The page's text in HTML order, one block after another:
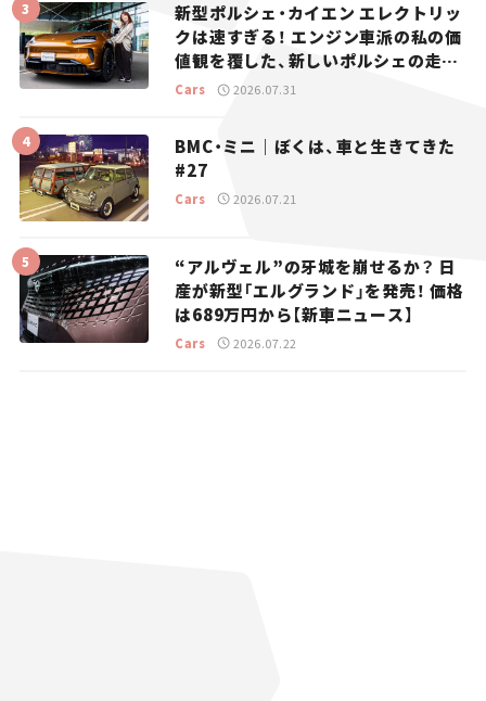
新型ポルシェ・カイエン エレクトリッ
クは速すぎる！ エンジン車派の私の価
値観を覆した、新しいポルシェの走
り。
Cars 2026.07.31
BMC・ミニ｜ぼくは、車と生きてきた
#27
Cars 2026.07.21
“アルヴェル”の牙城を崩せるか？ 日
産が新型「エルグランド」を発売！ 価格
は689万円から【新車ニュース】
Cars 2026.07.22